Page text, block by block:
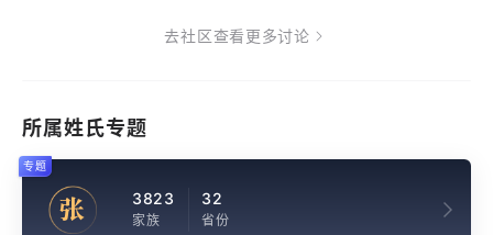
去社区查看更多讨论
所属姓氏专题
张 3823
家族
32
省份
专题